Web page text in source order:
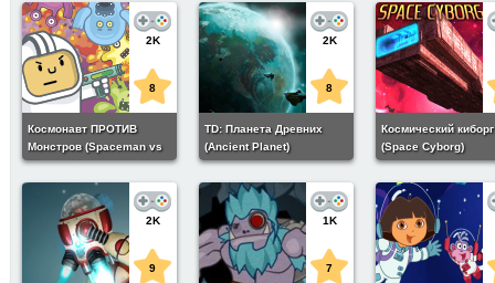
2K
8
Космонавт ПРОТИВ
Монстров (Spaceman vs
Monsters)
2K
8
TD: Планета Древних
(Ancient Planet)
Космический киборг
(Space Cyborg)
2K
9
1K
7